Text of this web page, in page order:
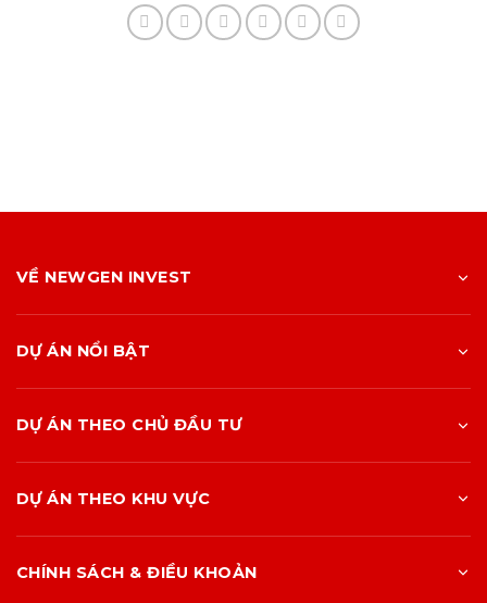
VỀ NEWGEN INVEST
DỰ ÁN NỔI BẬT
DỰ ÁN THEO CHỦ ĐẦU TƯ
DỰ ÁN THEO KHU VỰC
CHÍNH SÁCH & ĐIỀU KHOẢN